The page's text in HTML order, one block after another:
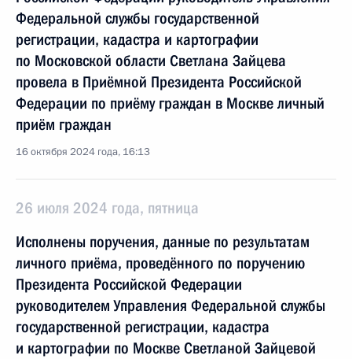
Федеральной службы государственной
регистрации, кадастра и картографии
по Московской области Светлана Зайцева
провела в Приёмной Президента Российской
Федерации по приёму граждан в Москве личный
приём граждан
16 октября 2024 года, 16:13
26 июля 2024 года, пятница
Исполнены поручения, данные по результатам
личного приёма, проведённого по поручению
Президента Российской Федерации
руководителем Управления Федеральной службы
государственной регистрации, кадастра
и картографии по Москве Светланой Зайцевой